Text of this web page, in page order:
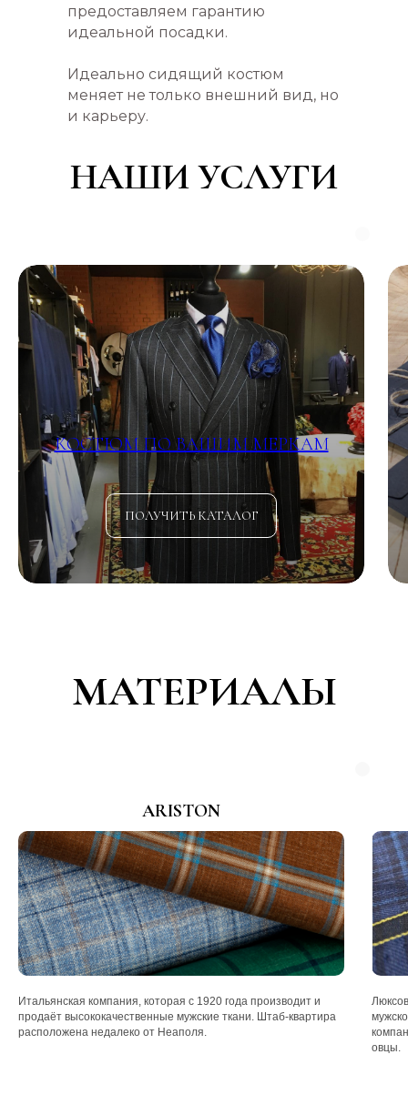
предоставляем гарантию
идеальной посадки.
Идеально сидящий костюм
меняет не только внешний вид, но
и карьеру.
НАШИ УСЛУГИ
КОСТЮМ ПО ВАШИМ МЕРКАМ
ПОЛУЧИТЬ КАТАЛОГ
МАТЕРИАЛЫ
ARISTON
Итальянская компания, которая с 1920 года производит и
продаёт высококачественные мужские ткани. Штаб-квартира
расположена недалеко от Неаполя.
овцы.